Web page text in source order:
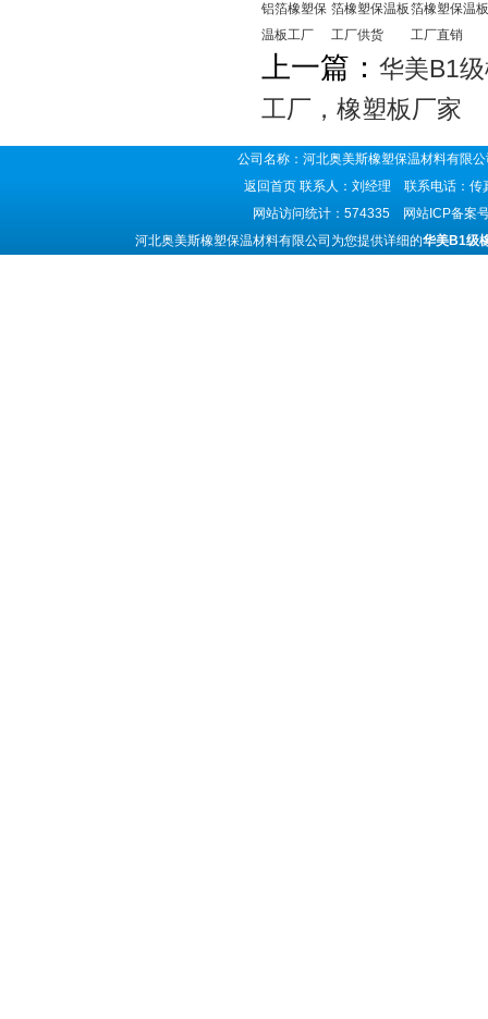
铝箔橡塑保
温板工厂
箔橡塑保温板
工厂供货
箔橡塑保温板
工厂直销
上一篇： 华美B1
工厂，橡塑板厂家
公司名称：河北奥美斯橡塑保温材料有
返回首页 联系人：刘经理 联系电话：
网站访问统计：574335 网站ICP备案
河北奥美斯橡塑保温材料有限公司为您提供详细的华美B1级